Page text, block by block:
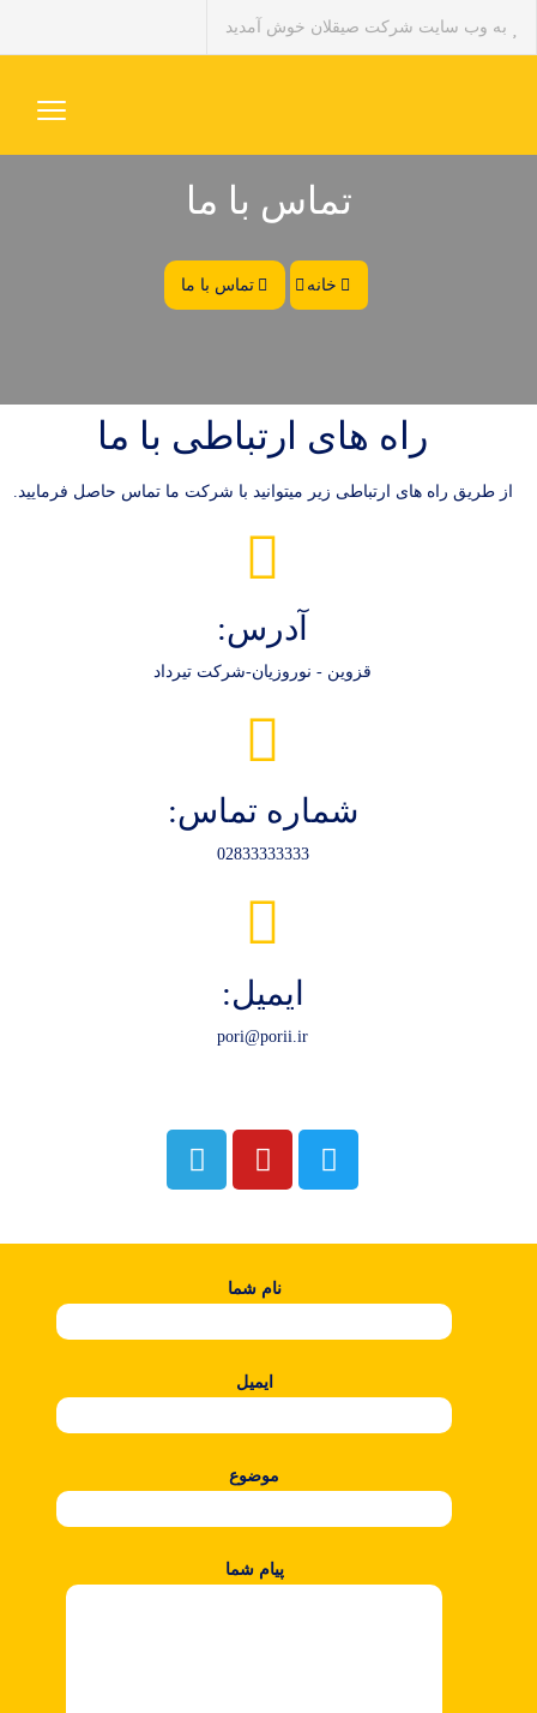
به وب سایت شرکت صیقلان خوش آمدید
تماس با ما
خانه تماس با ما
راه های ارتباطی با ما
از طریق راه های ارتباطی زیر میتوانید با شرکت ما تماس حاصل فرمایید.
آدرس:
قزوین - نوروزیان-شرکت تیرداد
شماره تماس:
02833333333
ایمیل:
pori@porii.ir
نام شما
ایمیل
موضوع
پیام شما